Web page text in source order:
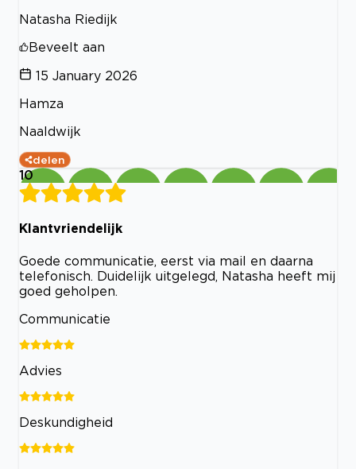
Natasha Riedijk
Beveelt aan
15 January 2026
Hamza
Naaldwijk
delen
10
Klantvriendelijk
Goede communicatie, eerst via mail en daarna
telefonisch. Duidelijk uitgelegd, Natasha heeft mij
goed geholpen.
Communicatie
Advies
Deskundigheid